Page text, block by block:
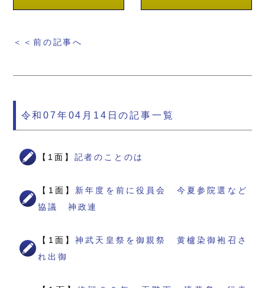
＜＜前の記事へ
令和07年04月14日の記事一覧
【1面】 記者のことのは
【1面】 新年度を前に役員会 今夏参院選など
協議 神政連
【1面】神武天皇祭を御親祭 黄櫨染御袍召さ
れ出御